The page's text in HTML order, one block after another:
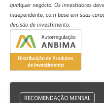
qualquer negócio. Os investidores
independente, com base em suas
decisão de investimento.
RECOMENDAÇÃO MENSAL